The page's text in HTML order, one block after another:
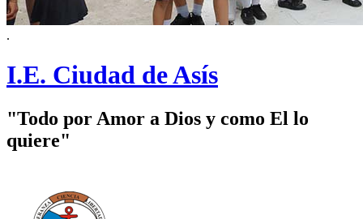
.
I.E. Ciudad de Asís
"Todo por Amor a Dios y como El lo
quiere"